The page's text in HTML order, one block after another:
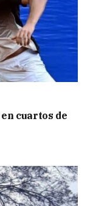
cuartos de